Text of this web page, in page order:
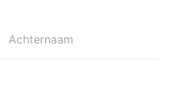
Achternaam